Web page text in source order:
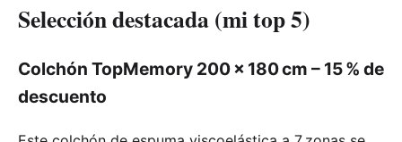
Selección destacada (mi top 5)
Colchón TopMemory 200 × 180 cm – 15 % de
descuento